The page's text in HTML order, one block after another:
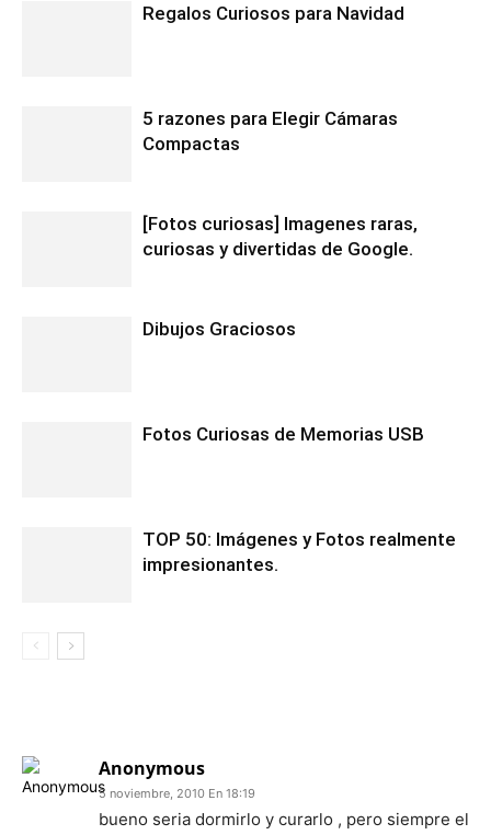
Regalos Curiosos para Navidad
5 razones para Elegir Cámaras
Compactas
[Fotos curiosas] Imagenes raras,
curiosas y divertidas de Google.
Dibujos Graciosos
Fotos Curiosas de Memorias USB
TOP 50: Imágenes y Fotos realmente
impresionantes.
Anonymous
5 noviembre, 2010 En 18:19
bueno seria dormirlo y curarlo , pero siempre el